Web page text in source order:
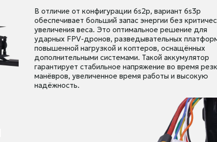
В отличие от конфигурации 6s2p, вариант 6s3p
обеспечивает больший запас энергии без
увеличения веса. Это оптимальное решение для
ударных FPV-дронов, разведывательных
повышенной нагрузкой и коптеров, оснащённых
дополнительными системами. Такой аккумулятор
гарантирует стабильное напряжение во время
манёвров, увеличенное время работы и высокую
надёжность.